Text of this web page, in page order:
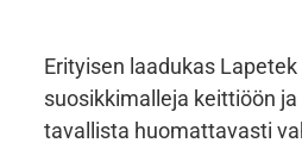
Erityisen laadukas
suosikkimalleja keittiöön
tavallista huomattavasti